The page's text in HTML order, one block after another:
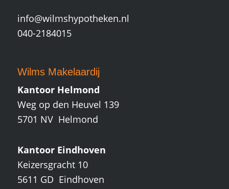
info@wilmshypotheken.nl
040-2184015
Wilms Makelaardij
Kantoor Helmond
Weg op den Heuvel 139
5701 NV Helmond
Kantoor Eindhoven
Keizersgracht 10
5611 GD Eindhoven